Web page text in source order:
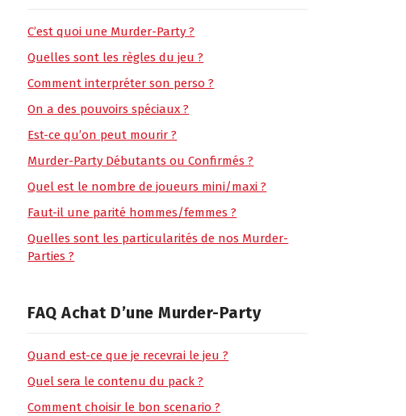
C’est quoi une Murder-Party ?
Quelles sont les règles du jeu ?
Comment interpréter son perso ?
On a des pouvoirs spéciaux ?
Est-ce qu’on peut mourir ?
Murder-Party Débutants ou Confirmés ?
Quel est le nombre de joueurs mini/maxi ?
Faut-il une parité hommes/femmes ?
Quelles sont les particularités de nos Murder-
Parties ?
FAQ Achat D’une Murder-Party
Quand est-ce que je recevrai le jeu ?
Quel sera le contenu du pack ?
Comment choisir le bon scenario ?